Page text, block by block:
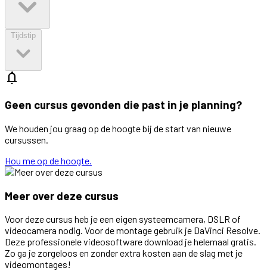
Tijdstip
notifications
Geen cursus gevonden die past in je planning?
We houden jou graag op de hoogte bij de start van nieuwe
cursussen.
Hou me op de hoogte.
Meer over deze cursus
Voor deze cursus heb je een eigen systeemcamera, DSLR of
videocamera nodig. Voor de montage gebruik je DaVinci Resolve.
Deze professionele videosoftware download je helemaal gratis.
Zo ga je zorgeloos en zonder extra kosten aan de slag met je
videomontages!